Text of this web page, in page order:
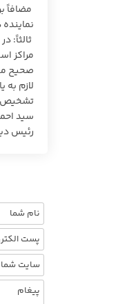
مراکز
صحیح
تشخیص
سید
رئیس